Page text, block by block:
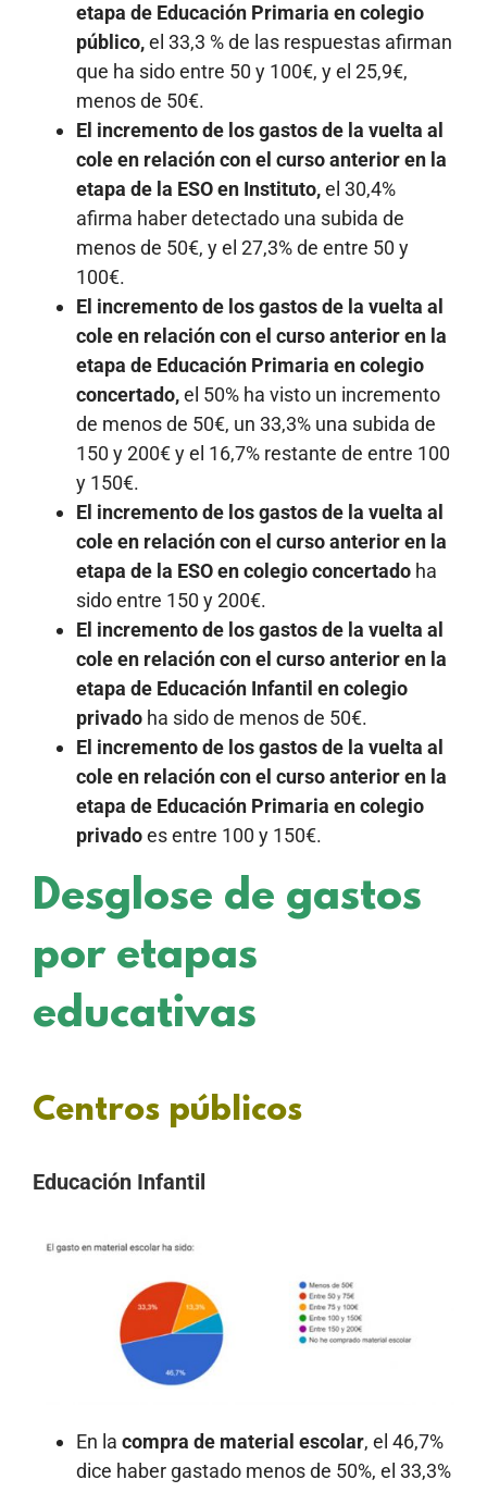
etapa de Educación Primaria en colegio
público,el 33,3 % de las respuestas afirman
que ha sido entre 50 y 100€, y el 25,9€,
menos de 50€.
El incremento de los gastos de la vuelta al
cole en relación con el curso anterior en la
etapa de la ESO en Instituto,el 30,4%
afirma haber detectado una subida de
menos de 50€, y el 27,3% de entre 50 y
100€.
El incremento de los gastos de la vuelta al
cole en relación con el curso anterior en la
etapa de Educación Primaria en colegio
concertado,el 50% ha visto un incremento
de menos de 50€, un 33,3% una subida de
150 y 200€ y el 16,7% restante de entre 100
y 150€.
El incremento de los gastos de la vuelta al
cole en relación con el curso anterior en la
etapa de la ESO en colegio concertado ha
sido entre 150 y 200€.
El incremento de los gastos de la vuelta al
cole en relación con el curso anterior en la
etapa de Educación Infantil en colegio
privado ha sido de menos de 50€.
El incremento de los gastos de la vuelta al
cole en relación con el curso anterior en la
etapa de Educación Primaria en colegio
privadoes entre 100 y 150€.
Desglose de gastos
por etapas
educativas
Centros públicos
Educación Infantil
En la compra de material escolar, el 46,7%
dice haber gastado menos de 50%, el 33,3%